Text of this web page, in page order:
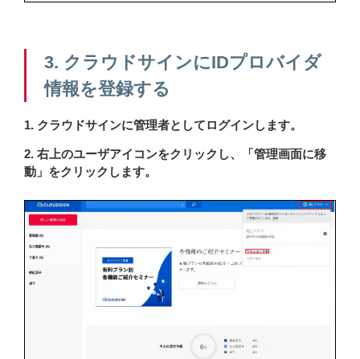
3. クラウドサインにIDプロバイダ
情報を登録する
1. クラウドサインに管理者としてログインします。
2. 右上のユーザアイコンをクリックし、「管理画面に移
動」をクリックします。